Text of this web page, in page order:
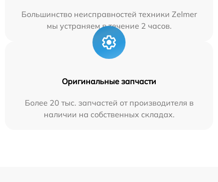
Большинство неисправностей техники Zelmer
мы устраняем в течение 2 часов.
Оригинальные запчасти
Более 20 тыс. запчастей от производителя в
наличии на собственных складах.